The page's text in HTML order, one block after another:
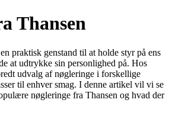
Thansen
praktisk genstand til at holde styr på ens
at udtrykke sin personlighed på. Hos
udvalg af nøgleringe i forskellige
til enhver smag. I denne artikel vil vi se
nøgleringe fra Thansen og hvad der